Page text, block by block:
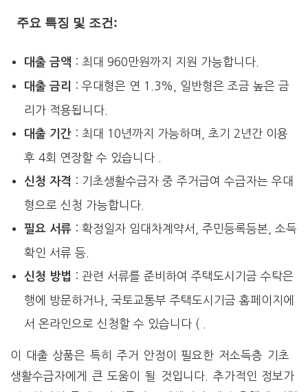
주요 특징 및 조건:
대출 금액 : 최대 960만원까지 지원 가능합니다.
대출 금리 : 우대형은 연 1.3%, 일반형은 조금 높은 금
리가 적용됩니다.
대출 기간 : 최대 10년까지 가능하며, 초기 2년간 이용
후 4회 연장할 수 있습니다​ .
신청 자격 : 기초생활수급자 중 주거급여 수급자는 우대
형으로 신청 가능합니다.
필요 서류 : 확정일자 임대차계약서, 주민등록등본, 소득
확인 서류 등​.
신청 방법 : 관련 서류를 준비하여 주택도시기금 수탁은
행에 방문하거나, 국토교통부 주택도시기금 홈페이지에
서 온라인으로 신청할 수 있습니다​ ( .
이 대출 상품은 특히 주거 안정이 필요한 저소득층 기초
생활수급자에게 큰 도움이 될 것입니다. 추가적인 정보가